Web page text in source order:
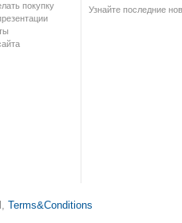
покупку
Узнайте последние
Terms&Conditions